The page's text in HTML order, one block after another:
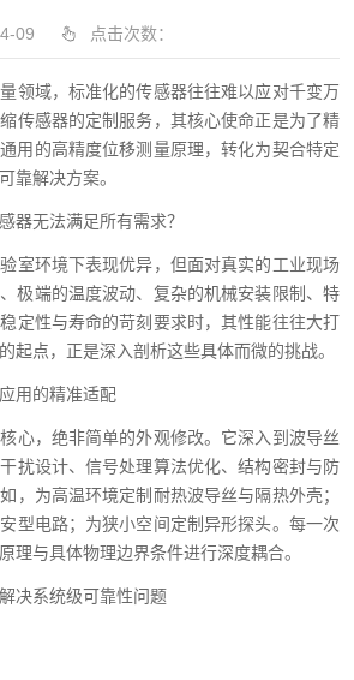
09 点击次数：
领域，标准化的传感器往往难以应对千变万
传感器的定制服务，其核心使命正是为了精
用的高精度位移测量原理，转化为契合特定
靠解决方案。
器无法满足所有需求？
室环境下表现优异，但面对真实的工业现场
极端的温度波动、复杂的机械安装限制、特
定性与寿命的苛刻要求时，其性能往往大打
起点，正是深入剖析这些具体而微的挑战。
用的精准适配
心，绝非简单的外观修改。它深入到波导丝
扰设计、信号处理算法优化、结构密封与防
，为高温环境定制耐热波导丝与隔热外壳；
型电路；为狭小空间定制异形探头。每一次
理与具体物理边界条件进行深度耦合。
决系统级可靠性问题